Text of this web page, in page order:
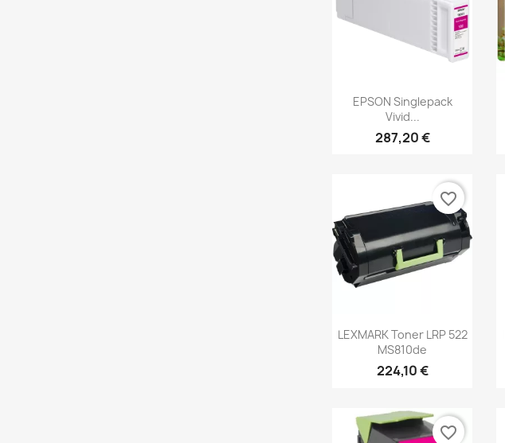
Aperçu rapide
EPSON Singlepack
Vivid...
287,20 €
Aperçu rapide
LEXMARK Toner LRP 522
MS810de
224,10 €
favorite_border
favorite_border